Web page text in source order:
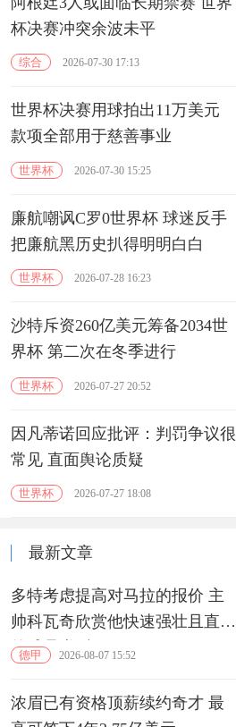
杯决赛冲突余波未平
综合 2026-07-30 17:13
世界杯决赛用球拍出11万美元
款项全部用于慈善事业
世界杯 2026-07-30 15:25
廉航嘲讽C罗0世界杯 球迷反手
把廉航黑历史扒得明明白白
世界杯 2026-07-28 16:23
沙特斥资260亿美元筹备2034世
界杯 第二次在冬季进行
世界杯 2026-07-27 20:52
因凡蒂诺回应批评：判罚争议很
常见 直面舆论质疑
世界杯 2026-07-27 18:08
最新文章
多特考虑提高对马拉的报价 主
帅科瓦奇欣赏他快速强壮且直接
的球员类型
德甲 2026-08-07 15:52
浓眉已有资格顶薪续约奇才 最